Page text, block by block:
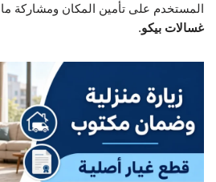
المستخدم على تأمين المكان ومشاركة
غسالات بيكو.